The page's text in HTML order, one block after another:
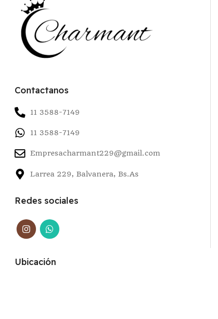
Contactanos
11 3588-7149
11 3588-7149
Empresacharmant229@gmail.com
Larrea 229, Balvanera, Bs.As
Redes sociales
Ubicación